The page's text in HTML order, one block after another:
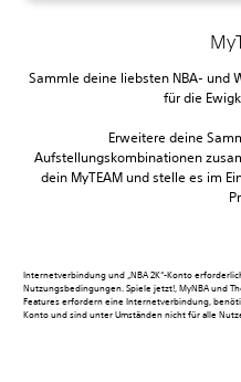
Sammle deine liebsten NBA- und
für die
Erweitere deine
Aufstellungskombinationen
dein MyTEAM und stelle es im
Internetverbindung und „NBA 2K“-Konto
Nutzungsbedingungen. Spiele jetzt!, MyNBA und
Features erfordern eine Internetverbindung,
Konto und sind unter Umständen nicht für alle